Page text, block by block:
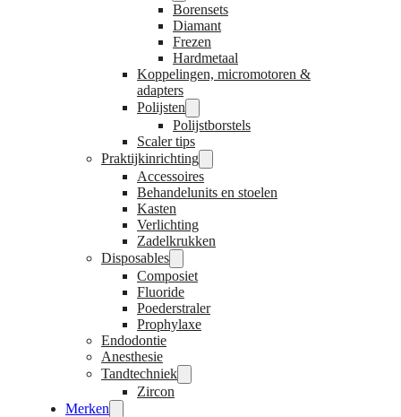
Borensets
Diamant
Frezen
Hardmetaal
Koppelingen, micromotoren &
adapters
Polijsten
Polijstborstels
Scaler tips
Praktijkinrichting
Accessoires
Behandelunits en stoelen
Kasten
Verlichting
Zadelkrukken
Disposables
Composiet
Fluoride
Poederstraler
Prophylaxe
Endodontie
Anesthesie
Tandtechniek
Zircon
Merken